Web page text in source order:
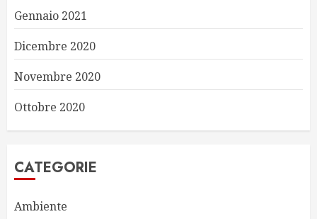
Gennaio 2021
Dicembre 2020
Novembre 2020
Ottobre 2020
CATEGORIE
Ambiente